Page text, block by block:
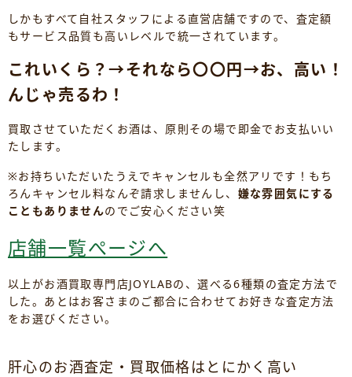
しかもすべて自社スタッフによる直営店舗ですので、査定額
もサービス品質も高いレベルで統一されています。
これいくら？→それなら〇〇円→お、高い！
んじゃ売るわ！
買取させていただくお酒は、原則その場で即金でお支払いい
たします。
※お持ちいただいたうえでキャンセルも全然アリです！もち
ろんキャンセル料なんぞ請求しませんし、 嫌な雰囲気にする
こともありませんのでご安心ください笑
店舗一覧ぺージへ
以上がお酒買取専門店JOYLABの、選べる6種類の査定方法で
した。あとはお客さまのご都合に合わせてお好きな査定方法
をお選びください。
肝心のお酒査定・買取価格はとにかく高い